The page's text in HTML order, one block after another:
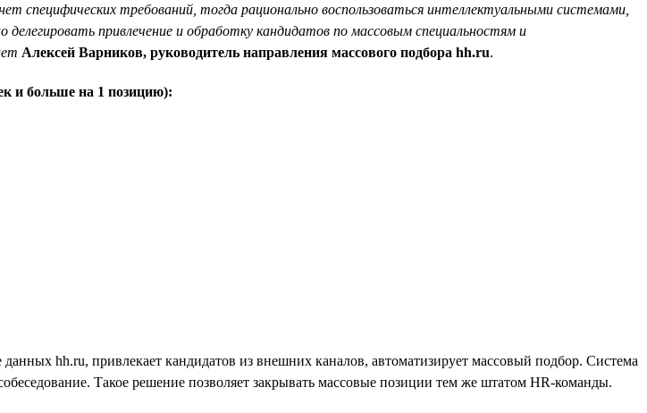
специфических требований, тогда рационально воспользоваться интеллектуальными системами,
привлечение и обработку кандидатов по массовым специальностям и
Алексей Варников, руководитель направления массового подбора hh.ru.
и больше на 1 позицию):
данных hh.ru, привлекает кандидатов из внешних каналов, автоматизирует массовый подбор. Система
Такое решение позволяет закрывать массовые позиции тем же штатом HR-команды.